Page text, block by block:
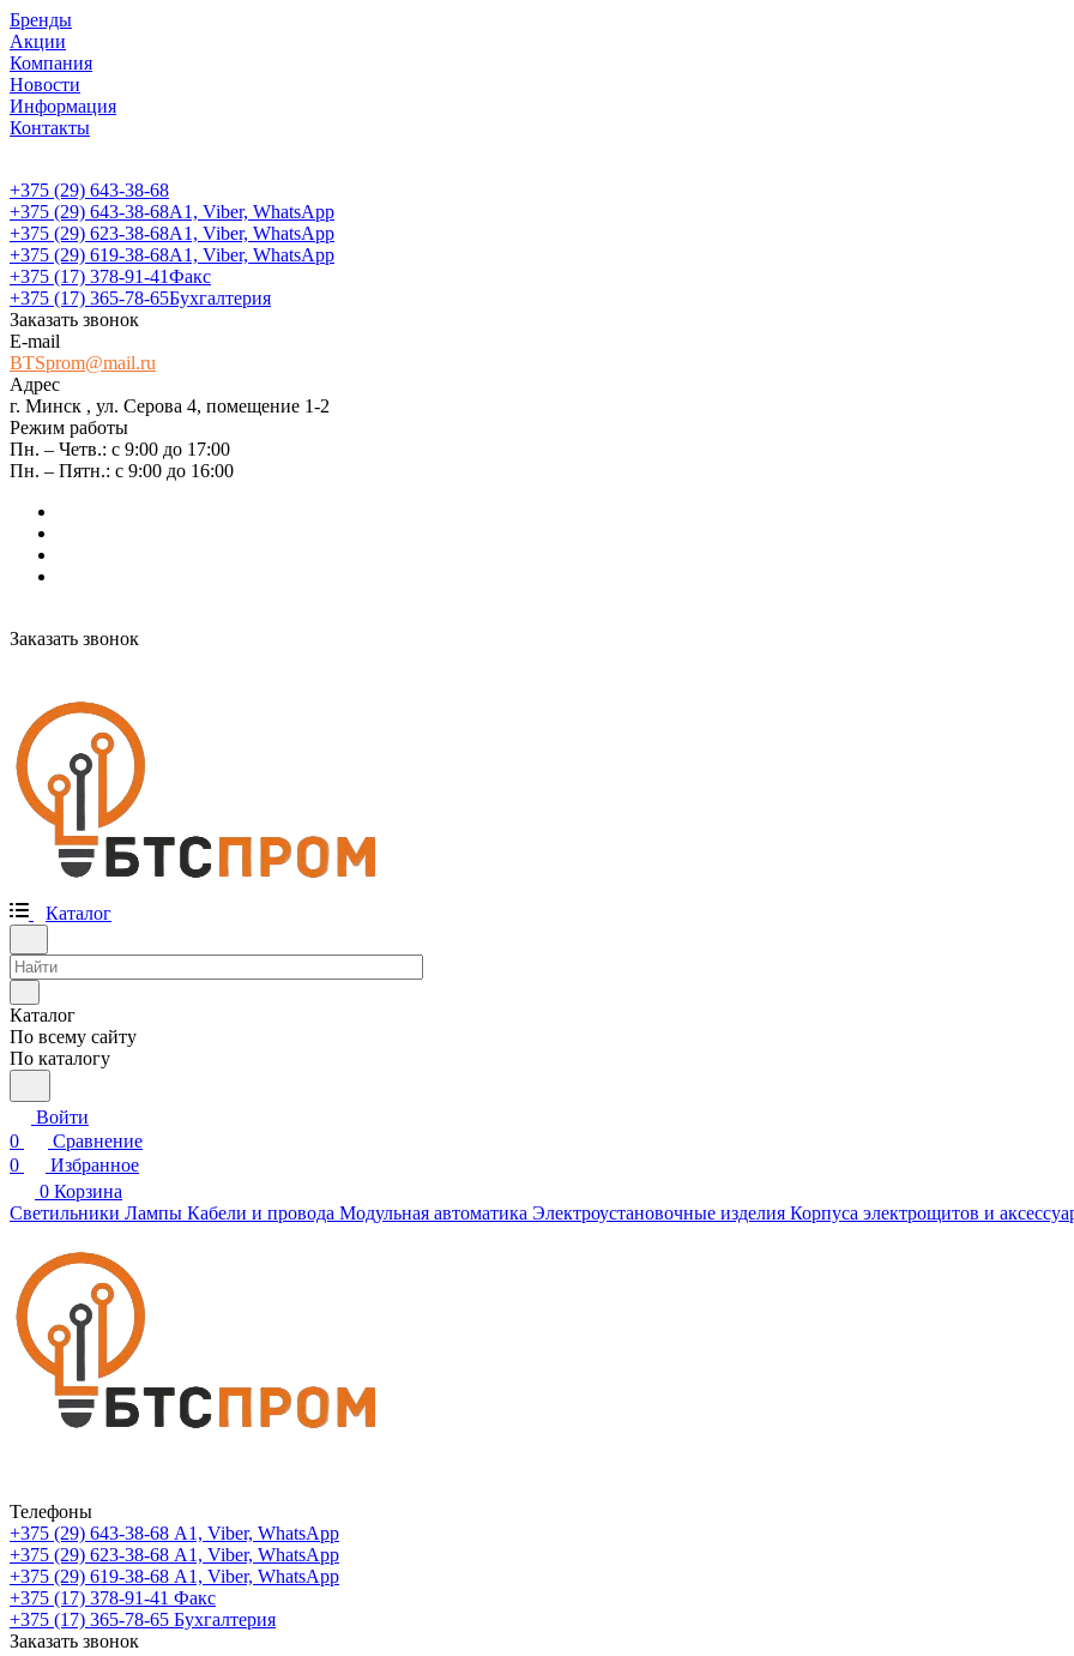
Бренды
Акции
Компания
Новости
Информация
Контакты
+375 (29) 643-38-68
+375 (29) 643-38-68А1, Viber, WhatsApp
+375 (29) 623-38-68А1, Viber, WhatsApp
+375 (29) 619-38-68А1, Viber, WhatsApp
+375 (17) 378-91-41Факс
+375 (17) 365-78-65Бухгалтерия
Заказать звонок
E-mail
BTSprom@mail.ru
Адрес
г. Минск , ул. Серова 4, помещение 1-2
Режим работы
Пн. – Четв.: с 9:00 до 17:00
Пн. – Пятн.: с 9:00 до 16:00
Заказать звонок
Каталог
Каталог
По всему сайту
По каталогу
Войти
0
Сравнение
0
Избранное
0 Корзина
Светильники Лампы Кабели и провода Модульная автоматика Электроустановочные изделия Корпуса электрощитов и
Телефоны
+375 (29) 643-38-68 А1, Viber, WhatsApp
+375 (29) 623-38-68 А1, Viber, WhatsApp
+375 (29) 619-38-68 А1, Viber, WhatsApp
+375 (17) 378-91-41 Факс
+375 (17) 365-78-65 Бухгалтерия
Заказать звонок